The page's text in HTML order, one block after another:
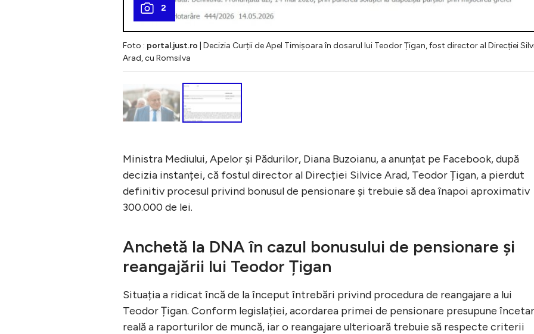
2
Foto : portal.just.ro | Decizia Curții de Apel Timișoara în dosarul lui Teodor Țigan, fost director al Direcției
Arad, cu Romsilva
Ministra Mediului, Apelor și Pădurilor, Diana Buzoianu, a anunțat pe Facebook, după
decizia instanței, că fostul director al Direcției Silvice Arad, Teodor Țigan, a pierdut
definitiv procesul privind bonusul de pensionare și trebuie să dea înapoi aproximativ
300.000 de lei.
Anchetă la DNA în cazul bonusului de pensionare și
reangajării lui Teodor Țigan
Situația a ridicat încă de la început întrebări privind procedura de reangajare a lui
Teodor Țigan. Conform legislației, acordarea primei de pensionare presupune
reală a raporturilor de muncă, iar o reangajare ulterioară trebuie să respecte criterii